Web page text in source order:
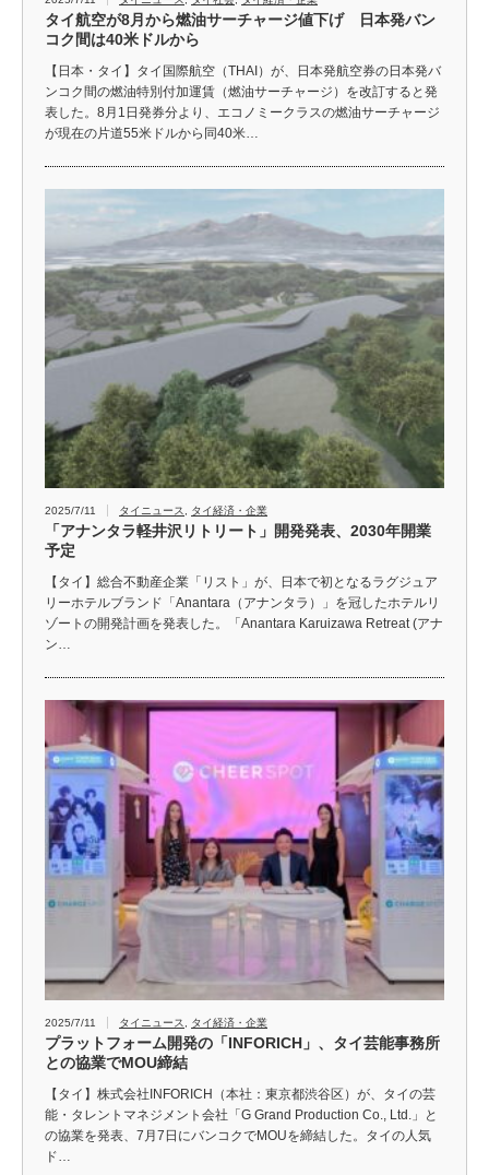
タイ航空が8月から燃油サーチャージ値下げ 日本発バン
コク間は40米ドルから
【日本・タイ】タイ国際航空（THAI）が、日本発航空券の日本発バ
ンコク間の燃油特別付加運賃（燃油サーチャージ）を改訂すると発
表した。8月1日発券分より、エコノミークラスの燃油サーチャージ
が現在の片道55米ドルから同40米…
2025/7/11 タイニュース タイ経済・企業
「アナンタラ軽井沢リトリート」開発発表、2030年開業
予定
【タイ】総合不動産企業「リスト」が、日本で初となるラグジュア
リーホテルブランド「Anantara（アナンタラ）」を冠したホテルリ
ゾートの開発計画を発表した。「Anantara Karuizawa Retreat (アナ
ン…
2025/7/11 タイニュース タイ経済・企業
プラットフォーム開発の「INFORICH」、タイ芸能事務所
との協業でMOU締結
【タイ】株式会社INFORICH（本社：東京都渋谷区）が、タイの芸
能・タレントマネジメント会社「G Grand Production Co., Ltd.」と
の協業を発表、7月7日にバンコクでMOUを締結した。タイの人気
ド…